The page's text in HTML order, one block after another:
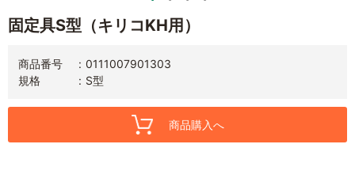
固定具S型（キリコKH用）
商品番号
0111007901303
規格
S型
商品購入へ